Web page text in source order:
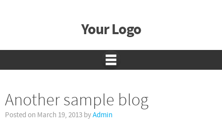
Your Logo
Another sample blog
Posted on March 19, 2013 byAdmin